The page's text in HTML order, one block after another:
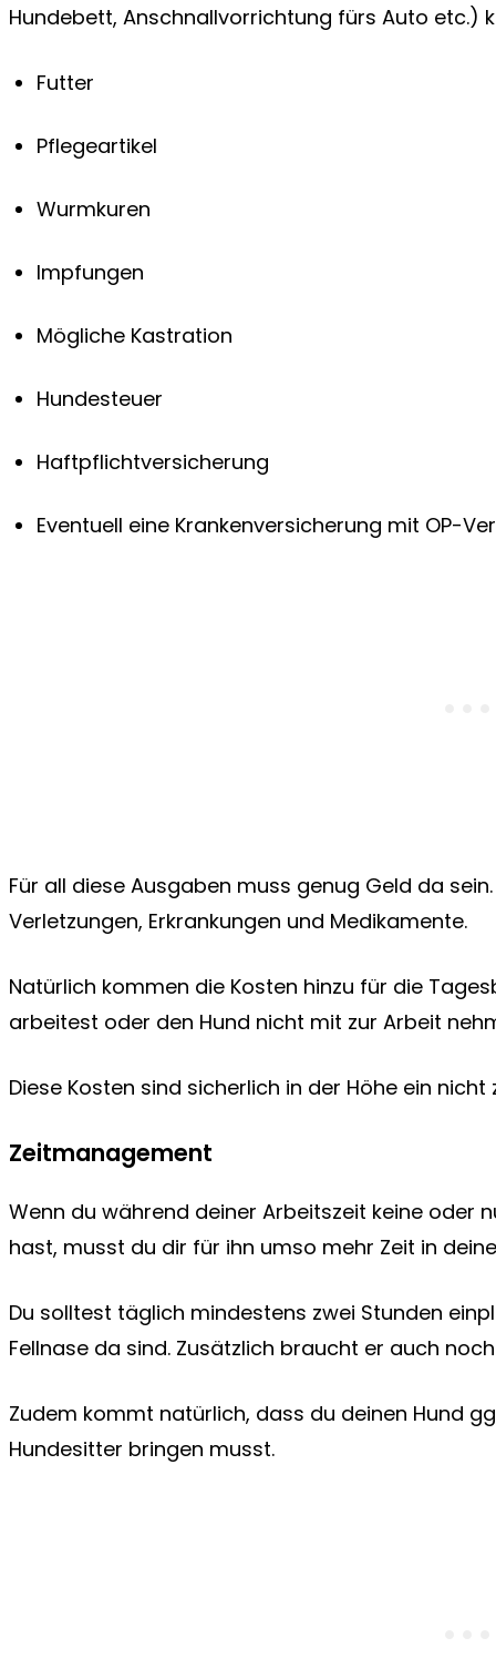
Hundebett, Anschnallvorrichtung fürs Auto etc.)
Futter
Pflegeartikel
Wurmkuren
Impfungen
Mögliche Kastration
Hundesteuer
Haftpflichtversicherung
Eventuell eine Krankenversicherung mit OP-
Für all diese Ausgaben muss genug Geld da
Verletzungen, Erkrankungen und Medikamente.
Natürlich kommen die Kosten hinzu für die
arbeitest oder den Hund nicht mit zur Arbeit
Diese Kosten sind sicherlich in der Höhe ein
Zeitmanagement
Wenn du während deiner Arbeitszeit keine oder
hast, musst du dir für ihn umso mehr Zeit in
Du solltest täglich mindestens zwei Stunden
Fellnase da sind. Zusätzlich braucht er auch
Zudem kommt natürlich, dass du deinen Hund
Hundesitter bringen musst.